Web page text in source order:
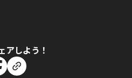
アしよう！